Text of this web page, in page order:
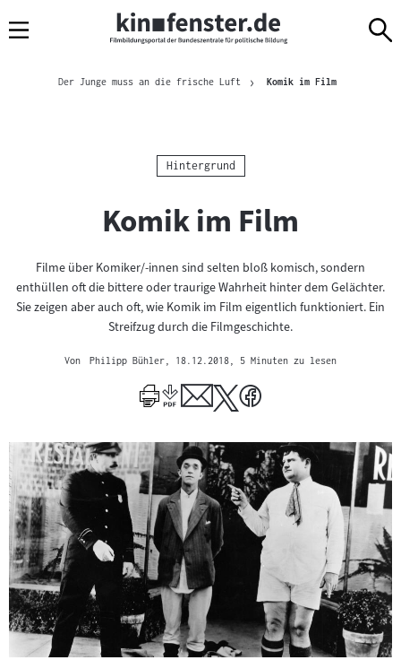
Navigation
zum
zur
Brotkrümelnavigation
Der Junge muss an die frische Luft Komik im FilmAktuelle Seite
Kategorie:
Hintergrund
Komik im Film
Filme über Komiker/-innen sind selten bloß komisch, sondern
enthüllen oft die bittere oder traurige Wahrheit hinter dem Gelächter.
Sie zeigen aber auch oft, wie Komik im Film eigentlich funktioniert. Ein
Streifzug durch die Filmgeschichte.
Von Philipp Bühler , 18.12.2018 , 5 Minuten zu lesen